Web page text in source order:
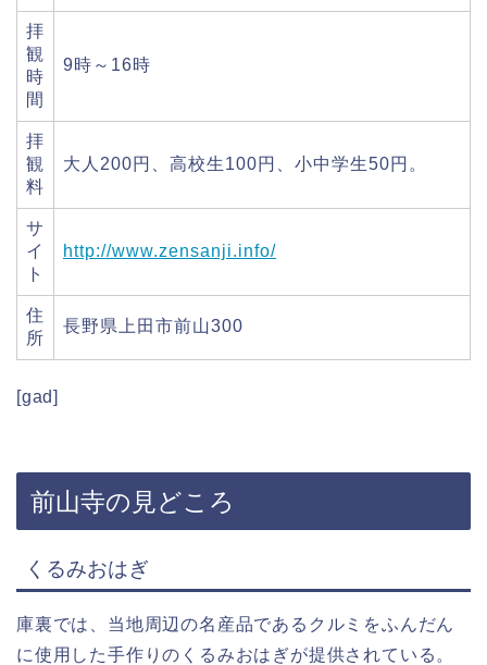
拝
観
時
間
9時～16時
拝
観
料
大人200円、高校生100円、小中学生50円。
サ
イ
ト
http://www.zensanji.info/
住
所
長野県上田市前山300
[gad]
前山寺の見どころ
くるみおはぎ
庫裏では、当地周辺の名産品であるクルミをふんだん
に使用した手作りのくるみおはぎが提供されている。